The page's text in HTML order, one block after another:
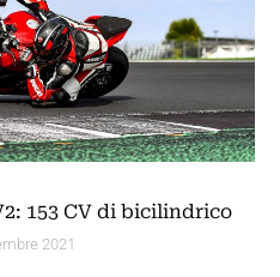
153 CV di bicilindrico
2021